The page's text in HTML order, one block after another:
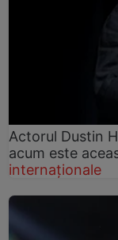
Actorul Dustin
acum este
internaționale